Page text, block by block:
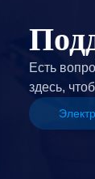
Есть
здесь,